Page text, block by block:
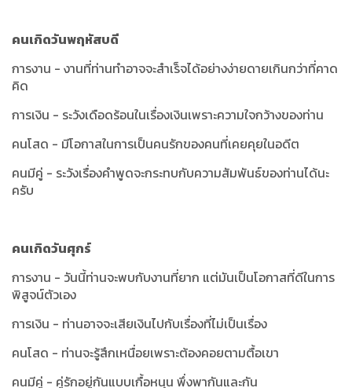
คนเกิดวันพฤหัสบดี
การงาน - งานที่ท่านทำอาจจะสำเร็จได้อย่างง่ายดายเกินกว่าที่คาด
คิด
การเงิน - ระวังเดือดร้อนในเรื่องเงินเพราะความใจกว้างของท่าน
คนโสด - มีโอกาสในการเป็นคนรักของคนที่เคยคุยในอดีต
คนมีคู่ - ระวังเรื่องคำพูดจะกระทบกับความสัมพันธ์ของท่านได้นะ
ครับ
คนเกิดวันศุกร์
การงาน - วันนี้ท่านจะพบกับงานที่ยาก แต่มันเป็นโอกาสที่ดีในการ
พิสูจน์ตัวเอง
การเงิน - ท่านอาจจะเสียเงินไปกับเรื่องที่ไม่เป็นเรื่อง
คนโสด - ท่านจะรู้สึกเหนื่อยเพราะต้องคอยตามตื้อเขา
คนมีคู่ - คู่รักอยู่กันแบบเกื้อหนุน พึ่งพากันและกัน